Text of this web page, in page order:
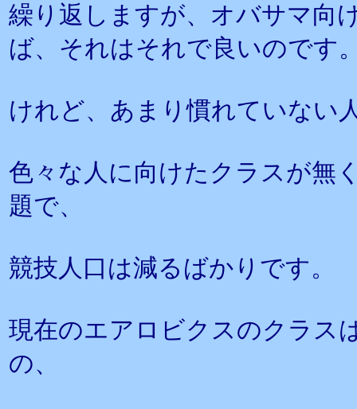
繰り返しますが、オバサマ向
ば、それはそれで良いのです
けれど、あまり慣れていない
色々な人に向けたクラスが無
題で、
競技人口は減るばかりです。
現在のエアロビクスのクラス
の、